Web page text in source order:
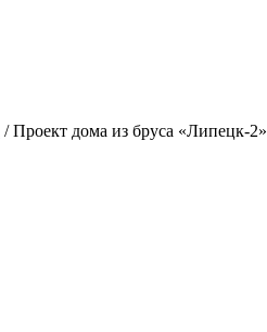
/Проект дома из бруса «Липецк-2»